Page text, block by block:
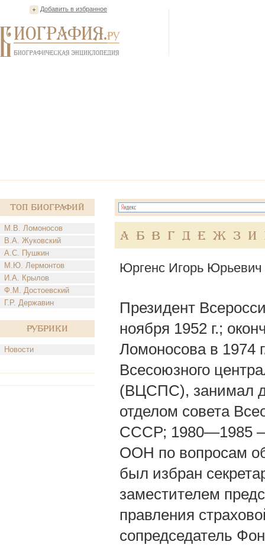
Добавить в избранное
Топ Биографий
М.В. Ломоносов
В.А. Жуковский
А.С. Пушкин
М.Ю. Лермонтов
И.А. Крылов
Ф.М. Достоевский
Г.Р. Державин
Рубрики
Новости
А Б В Г Д Е Ж З И
Юргенс Игорь Юрьевич
Президент
ноября 1952 г.;
Ломоносова в 1974
Всесоюзного
(ВЦСПС), занимал
отделом совета
СССР; 1980—1985 —
ООН по вопросам
был избран
заместителем
правления
сопредседатель